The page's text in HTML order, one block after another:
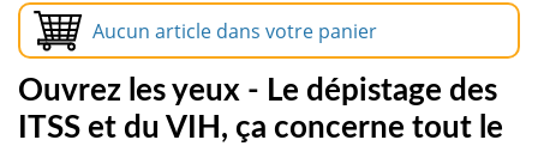
Aucun article dans votre panier
Ouvrez les yeux - Le dépistage des
ITSS et du VIH, ça concerne tout le